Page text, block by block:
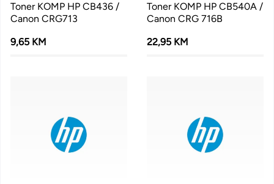
Toner KOMP HP CB436 /
Canon CRG713
9,65 KM
Toner KOMP HP CB540A /
Canon CRG 716B
22,95 KM